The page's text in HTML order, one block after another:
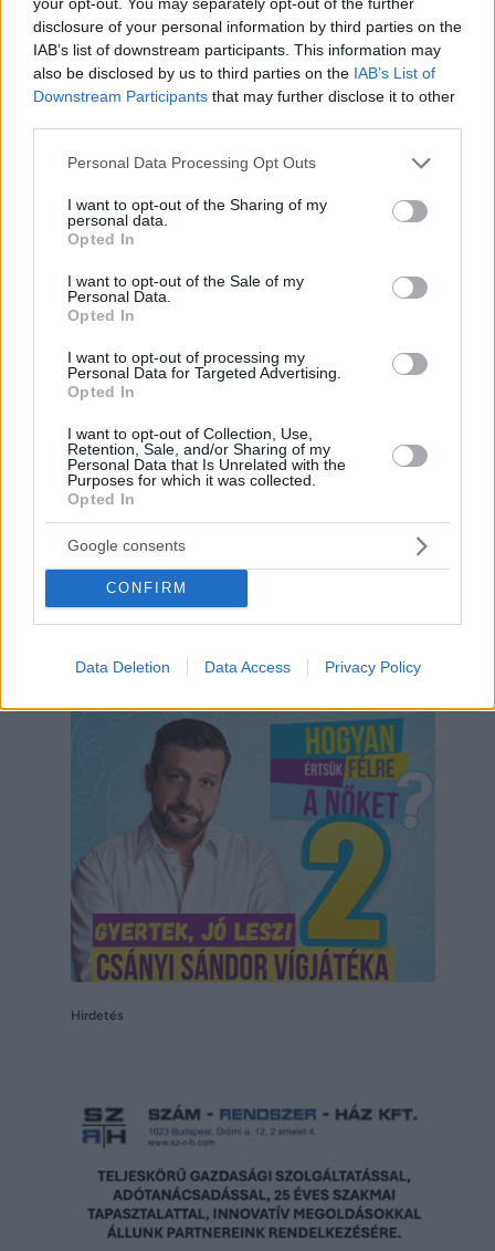
disclosure of your personal information by third parties on the
IAB’s list of downstream participants. This information may
also be disclosed by us to third parties on the IAB’s List of
Downstream Participants that may further disclose it to other
Please note that this website/app uses one or more Google
not limited to your visit or usage behaviour. You may click to
grant or deny consent to Google and its third-party tags to
use your data for below specified purposes in below Google
consent section.
Personal Data Processing Opt Outs
I want to opt-out of the Sharing of my
personal data.
Opted In
I want to opt-out of the Sale of my
Personal Data.
Opted In
I want to opt-out of processing my
Personal Data for Targeted Advertising.
Opted In
I want to opt-out of Collection, Use,
Retention, Sale, and/or Sharing of my
Personal Data that Is Unrelated with the
Purposes for which it was collected.
Opted In
Google consents
CONFIRM
Data Deletion Data Access Privacy Policy
Hirdetés
Hirdetés
Hirdetés